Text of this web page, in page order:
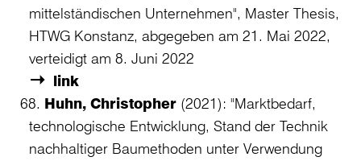
mittelständischen Unternehmen", Master Thesis,
HTWG Konstanz, abgegeben am 21. Mai 2022,
verteidigt am 8. Juni 2022
link
Huhn, Christopher (2021): "Marktbedarf,
technologische Entwicklung, Stand der Technik
nachhaltiger Baumethoden unter Verwendung